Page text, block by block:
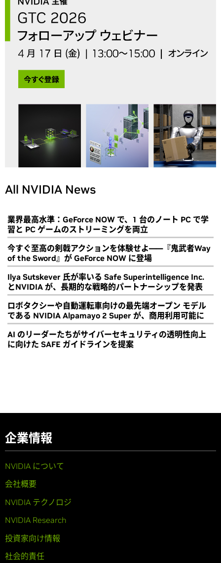
All NVIDIA News
業界最高水準：GeForce NOW で、1 台のノート PC で学
習と PC ゲームのストリーミングを両立
今すぐ至高の剣戟アクションを体験せよ――『鬼武者Way
of the Sword』が GeForce NOW に登場
Ilya Sutskever 氏が率いる Safe Superintelligence Inc.
とNVIDIA が、長期的な戦略的パートナーシップを発表
ロボタクシーや自動運転車向けの最先端オープン モデル
である NVIDIA Alpamayo 2 Super が、商用利用可能に
AI のリーダーたちがサイバーセキュリティの透明性向上
に向けた SAFE ガイドラインを提案
企業情報
NVIDIA について
会社概要
NVIDIA テクノロジ
NVIDIA Research
投資家向け情報
社会的責任